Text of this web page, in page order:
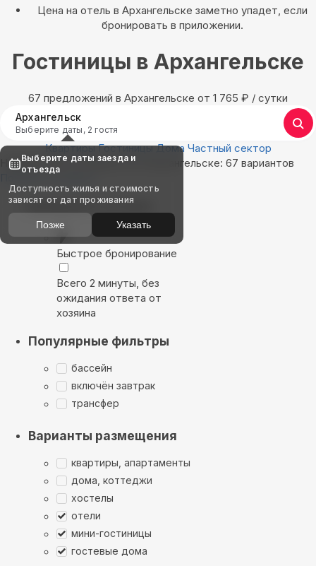
Цена на отель в Архангельске заметно упадет, если
бронировать в приложении.
Гостиницы в Архангельске
67 предложений в Архангельске oт 1 765 ₽ / сутки
Архангельск
Выберите даты, 2 гостя
Квартиры Гостиницы Дома Частный сектор
Найдём, где остановиться в Архангельске: 67 вариантов
Показать на карте
Выбирайте лучшее
Быстрое бронирование
Всего 2 минуты, без
ожидания ответа от
хозяина
Популярные фильтры
бассейн
включён завтрак
трансфер
Варианты размещения
квартиры, апартаменты
дома, коттеджи
хостелы
отели
мини-гостиницы
гостевые дома
Выберите даты заезда и
отъезда
Доступность жилья и стоимость
зависят от дат проживания
Позже Указать